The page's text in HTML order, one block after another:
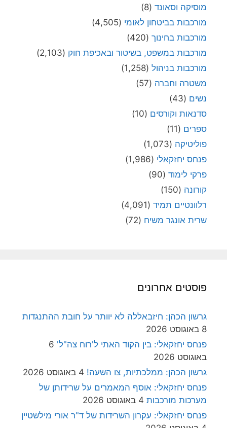
מוסיקה וסאונד (8)
מורכבות בביטחון לאומי (4,505)
מורכבות בחינוך (420)
מורכבות במשפט, בשיטור ובאכיפת חוק (2,103)
מורכבות בניהול (1,258)
משטרה וחברה (57)
נשים (43)
סדנאות וקורסים (10)
ספרים (11)
פוליטיקה (1,073)
פנחס יחזקאלי (1,986)
פרקי לימוד (90)
קורונה (150)
רלוונטיים תמיד (4,091)
שרית אונגר משיח (72)
פוסטים אחרונים
גרשון הכהן: חיזבאללה לא יוותר על חובת ההתנגדות
8 באוגוסט 2026
פנחס יחזקאלי: בין הקוד האתי ל'רוח צה"ל' 6
באוגוסט 2026
גרשון הכהן: ממלכתיות, צו השעה! 4 באוגוסט 2026
פנחס יחזקאלי: אוסף המאמרים על שרידותן של
מערכות מורכבות 4 באוגוסט 2026
פנחס יחזקאלי: עקרון השרידות של ד"ר אורי מילשטיין